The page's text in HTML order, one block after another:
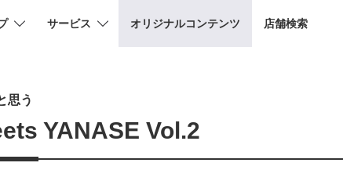
サービス オリジナルコンテンツ 店舗検索
思う
YANASE Vol.2